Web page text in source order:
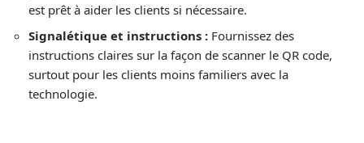
est prêt à aider les clients si nécessaire.
Signalétique et instructions : Fournissez des
instructions claires sur la façon de scanner le QR code,
surtout pour les clients moins familiers avec la
technologie.